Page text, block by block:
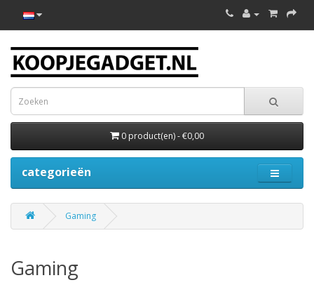
0 product(en) - €0,00
categorieën
Gaming
Gaming